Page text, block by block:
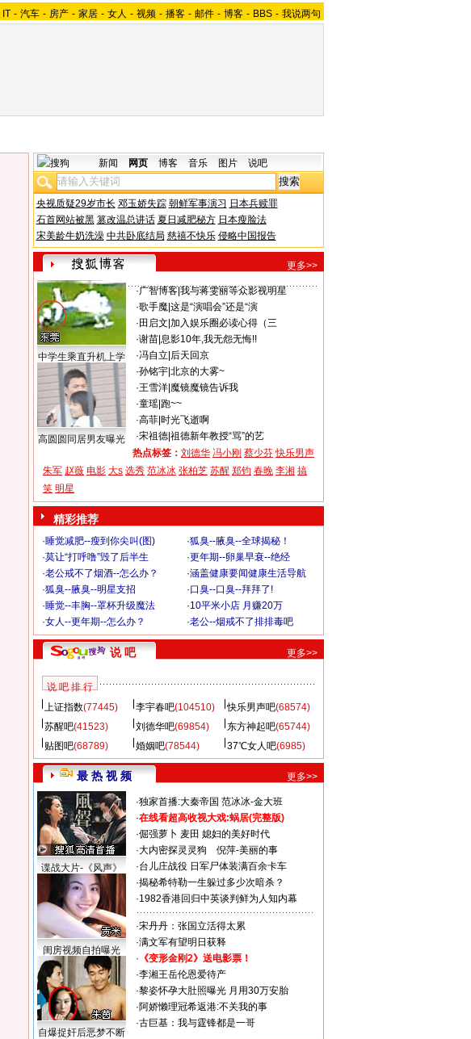
IT - 汽车 - 房产 - 家居 - 女人 - 视频 - 播客 - 邮件 - 博客 - BBS - 我说两句
新闻 网页 博客 音乐 图片 说吧
央视质疑29岁市长 邓玉娇失踪 朝鲜军事演习 日本兵赎罪
石首网站被黑 篡改温总讲话 夏日减肥秘方 日本瘦脸法
宋美龄牛奶洗澡 中共卧底结局 慈禧不快乐 侵略中国报告
更多>>
中学生乘直升机上学
高圆圆同居男友曝光
·广智博客| 我与蒋雯丽等众影视明星
·歌手魔| 这是“演唱会”还是“演
· 田启文 加入娱乐圈必读心得（三
·谢苗| 息影10年,我无怨无悔!!
·冯自立 后天回京
·孙铭宇| 北京的大雾~
·王雪洋| 魔镜魔镜告诉我
·童瑶| 跑~~
·高菲| 时光飞逝啊
·宋祖德| 祖德新年教授“骂”的艺
热点标签： 刘德华 冯小刚 蔡少芬 快乐男声
朱军 赵薇 电影 大s 选秀 范冰冰 张柏芝 苏醒 郑钧 春晚 李湘 搞
笑 明星
精彩推荐
·睡觉减肥--瘦到你尖叫(图) ·狐臭--腋臭--全球揭秘！
·莫让“打呼噜”毁了后半生 ·更年期--卵巢早衰--绝经
·老公戒不了烟酒--怎么办？ ·涵盖健康要闻健康生活导航
·狐臭--腋臭--明星支招 ·口臭--口臭--拜拜了!
·睡觉--丰胸--罩杯升级魔法 ·10平米小店 月赚20万
·女人--更年期--怎么办？ ·老公--烟戒不了排排毒吧
说 吧 更多>>
说 吧 排 行
上证指数(77445) 李宇春吧(104510) 快乐男声吧(68574)
苏醒吧(41523) 刘德华吧(69854) 东方神起吧(65744)
贴图吧(68789) 婚姻吧(78544) 37℃女人吧(6985)
最 热 视 频 更多>>
谍战大片-《风声》
闺房视频自拍曝光
自爆捉奸后恶梦不断
·独家首播:大秦帝国 范冰冰-金大班
·在线看超高收视大戏:蜗居(完整版)
·倔强萝卜 麦田 媳妇的美好时代
·大内密探灵灵狗
倪萍-美丽的事
·台儿庄战役 日军尸体装满百余卡车
·揭秘希特勒一生躲过多少次暗杀？
·1982香港回归中英谈判鲜为人知内幕
·宋丹丹：张国立活得太累
·满文军有望明日获释
· 《变形金刚2》送电影票！
·李湘王岳伦恩爱待产
·黎姿怀孕大肚照曝光 月用30万安胎
·阿娇懒理冠希返港:不关我的事
·古巨基：我与霆锋都是一哥